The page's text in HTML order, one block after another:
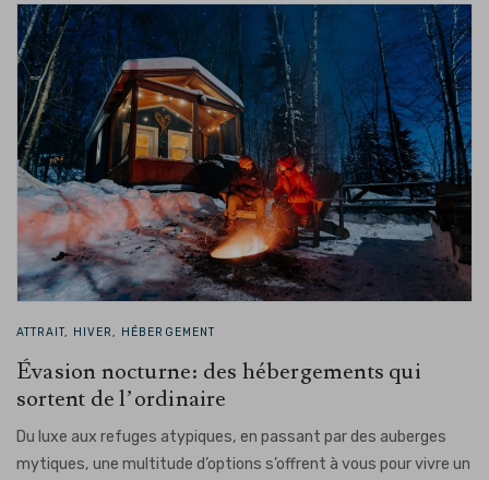
ATTRAIT, HIVER, HÉBERGEMENT
Évasion nocturne: des hébergements qui
sortent de l’ordinaire
Du luxe aux refuges atypiques, en passant par des auberges
mytiques, une multitude d’options s’offrent à vous pour vivre un